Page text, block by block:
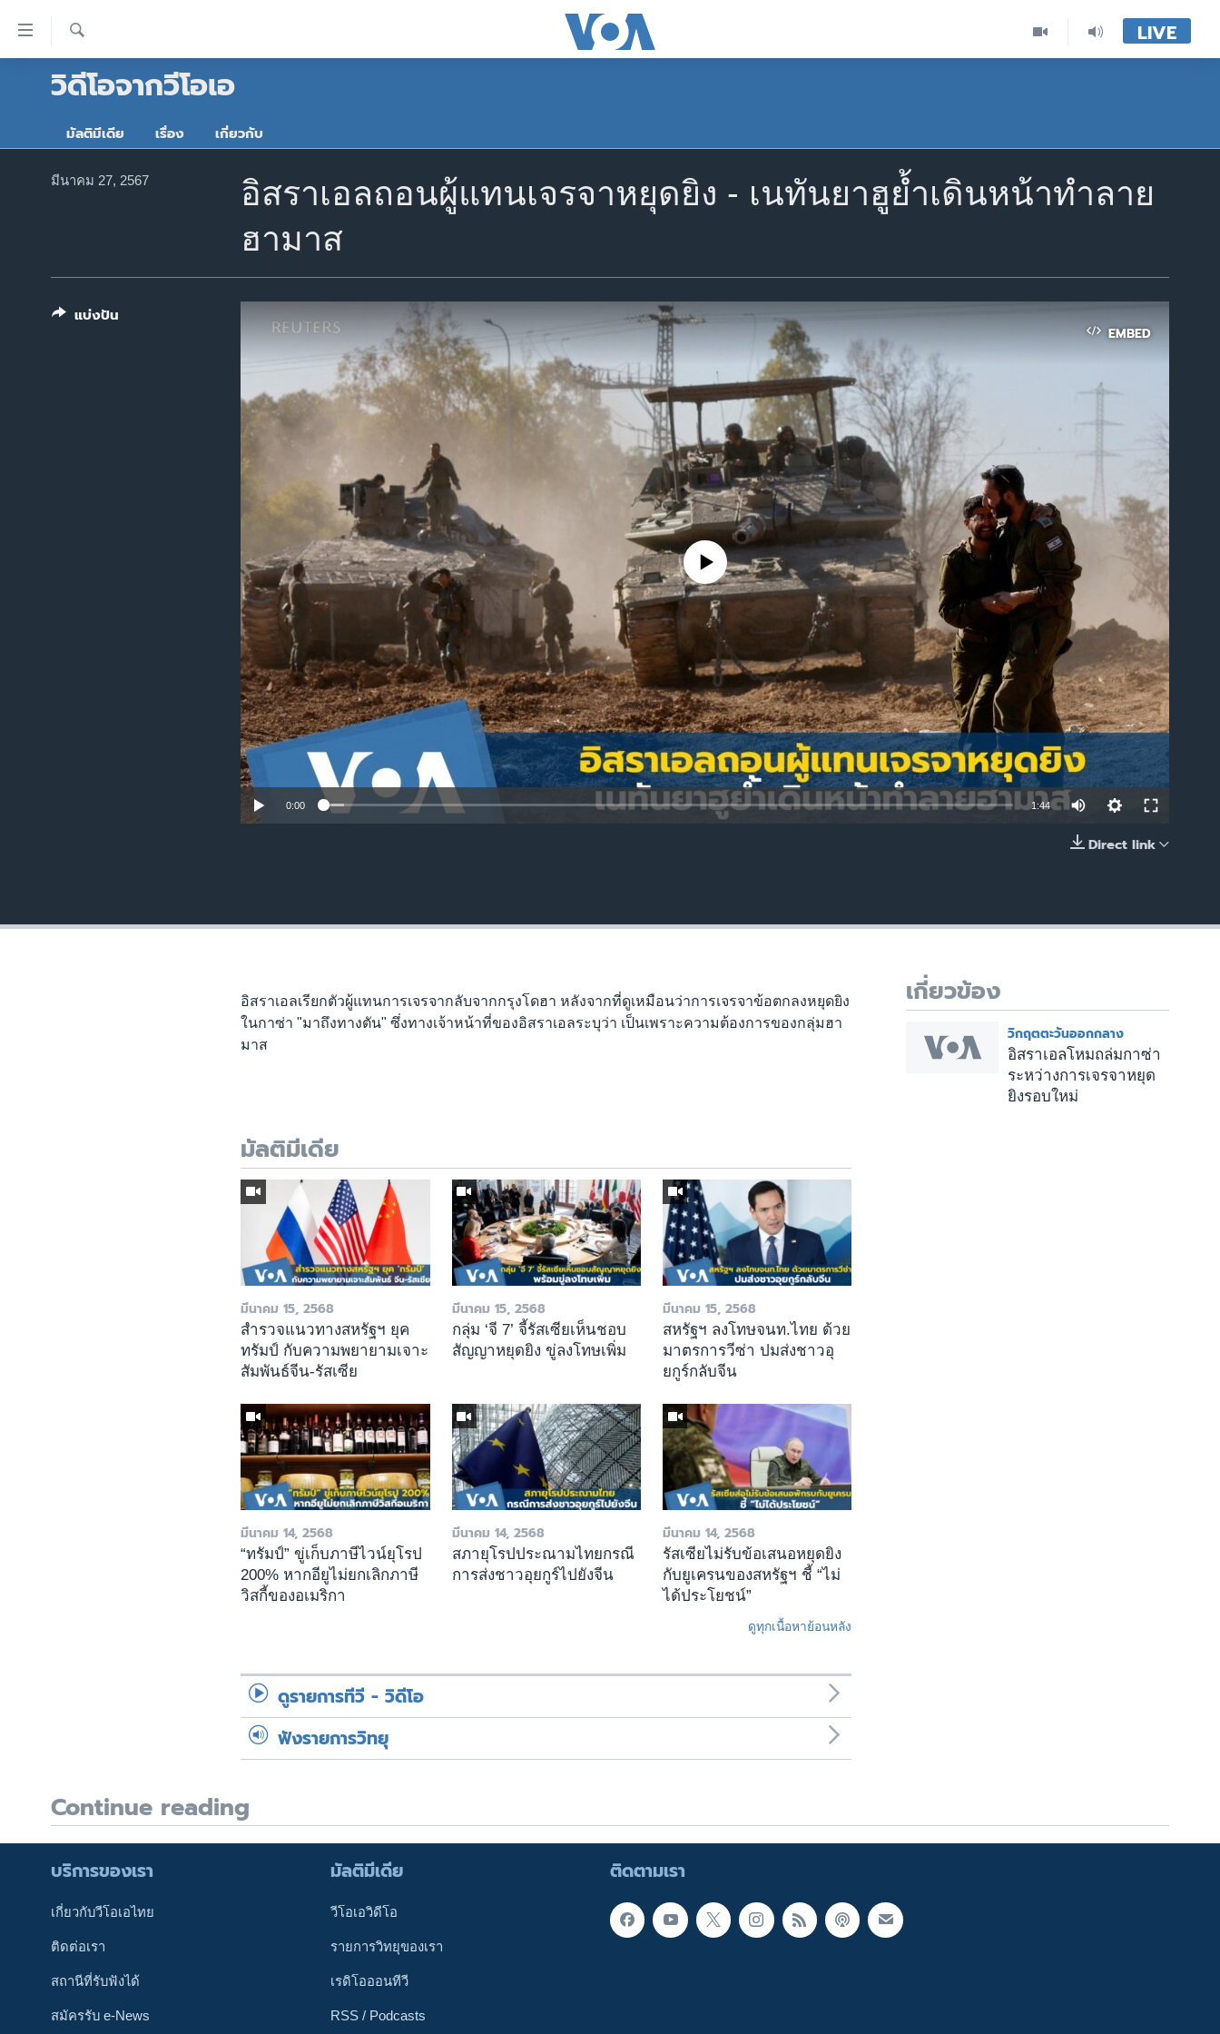
เนื้อหา
หน้าหลัก
เอเชีย
สหรัฐฯ
วิทยาศาสตร์
สังคมและสุขภาพ
ค้นหา
LIVE
วิดีโอจากวีโอเอ
มัลติมีเดีย เรื่อง เกี่ยวกับ
อิสราเอลถอนผู้แทนเจรจาหยุดยิง - เนทันยาฮูย้ำเดินหน้าทำลาย
ฮามาส
มีนาคม 27, 2567
EMBED
No media source currently available
0:00 1:44
Direct link
แบ่งปัน
อิสราเอลเรียกตัวผู้แทนการเจรจากลับจากกรุงโดฮา หลังจากที่ดูเหมือนว่าการเจรจาข้อตกลงหยุดยิง
ในกาซ่า "มาถึงทางตัน" ซึ่งทางเจ้าหน้าที่ของอิสราเอลระบุว่า เป็นเพราะความต้องการของกลุ่มฮา
มาส
เกี่ยวข้อง
วิกฤตตะวันออกกลาง
อิสราเอลโหมถล่มกาซ่า
ระหว่างการเจรจาหยุด
ยิงรอบใหม่
มัลติมีเดีย
มีนาคม 15, 2568
สำรวจแนวทางสหรัฐฯ ยุค
ทรัมป์ กับความพยายามเจาะ
สัมพันธ์จีน-รัสเซีย
มีนาคม 15, 2568
กลุ่ม ‘จี 7’ จี้รัสเซียเห็นชอบ
สัญญาหยุดยิง ขู่ลงโทษเพิ่ม
มีนาคม 15, 2568
สหรัฐฯ ลงโทษจนท.ไทย ด้วย
มาตรการวีซ่า ปมส่งชาวอุ
ยกูร์กลับจีน
มีนาคม 14, 2568
“ทรัมป์” ขู่เก็บภาษีไวน์ยุโรป
200% หากอียูไม่ยกเลิกภาษี
วิสกี้ของอเมริกา
มีนาคม 14, 2568
สภายุโรปประณามไทยกรณี
การส่งชาวอุยกูร์ไปยังจีน
มีนาคม 14, 2568
รัสเซียไม่รับข้อเสนอหยุดยิง
กับยูเครนของสหรัฐฯ ชี้ “ไม่
ได้ประโยชน์”
ดูทุกเนื้อหาย้อนหลัง
ดูรายการทีวี - วิดีโอ
ฟังรายการวิทยุ
Continue reading
ติดตามเรา
บริการของเรา
เกี่ยวกับวีโอเอไทย
ติดต่อเรา
สถานีที่รับฟังได้
สมัครรับ e-News
มัลติมีเดีย
วีโอเอวิดีโอ
รายการวิทยุของเรา
เรดิโอออนทีวี
RSS / Podcasts